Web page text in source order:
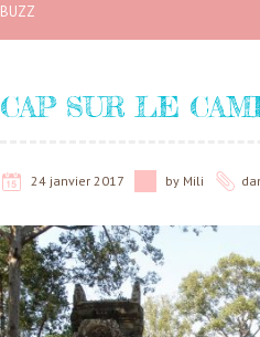
BUZZ
CAP SUR LE
24 janvier 2017 by Mili